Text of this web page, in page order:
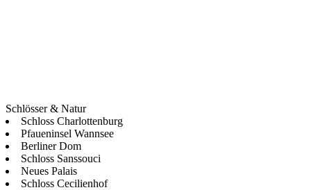
Schlösser & Natur
Schloss Charlottenburg
Pfaueninsel Wannsee
Berliner Dom
Schloss Sanssouci
Neues Palais
Schloss Cecilienhof